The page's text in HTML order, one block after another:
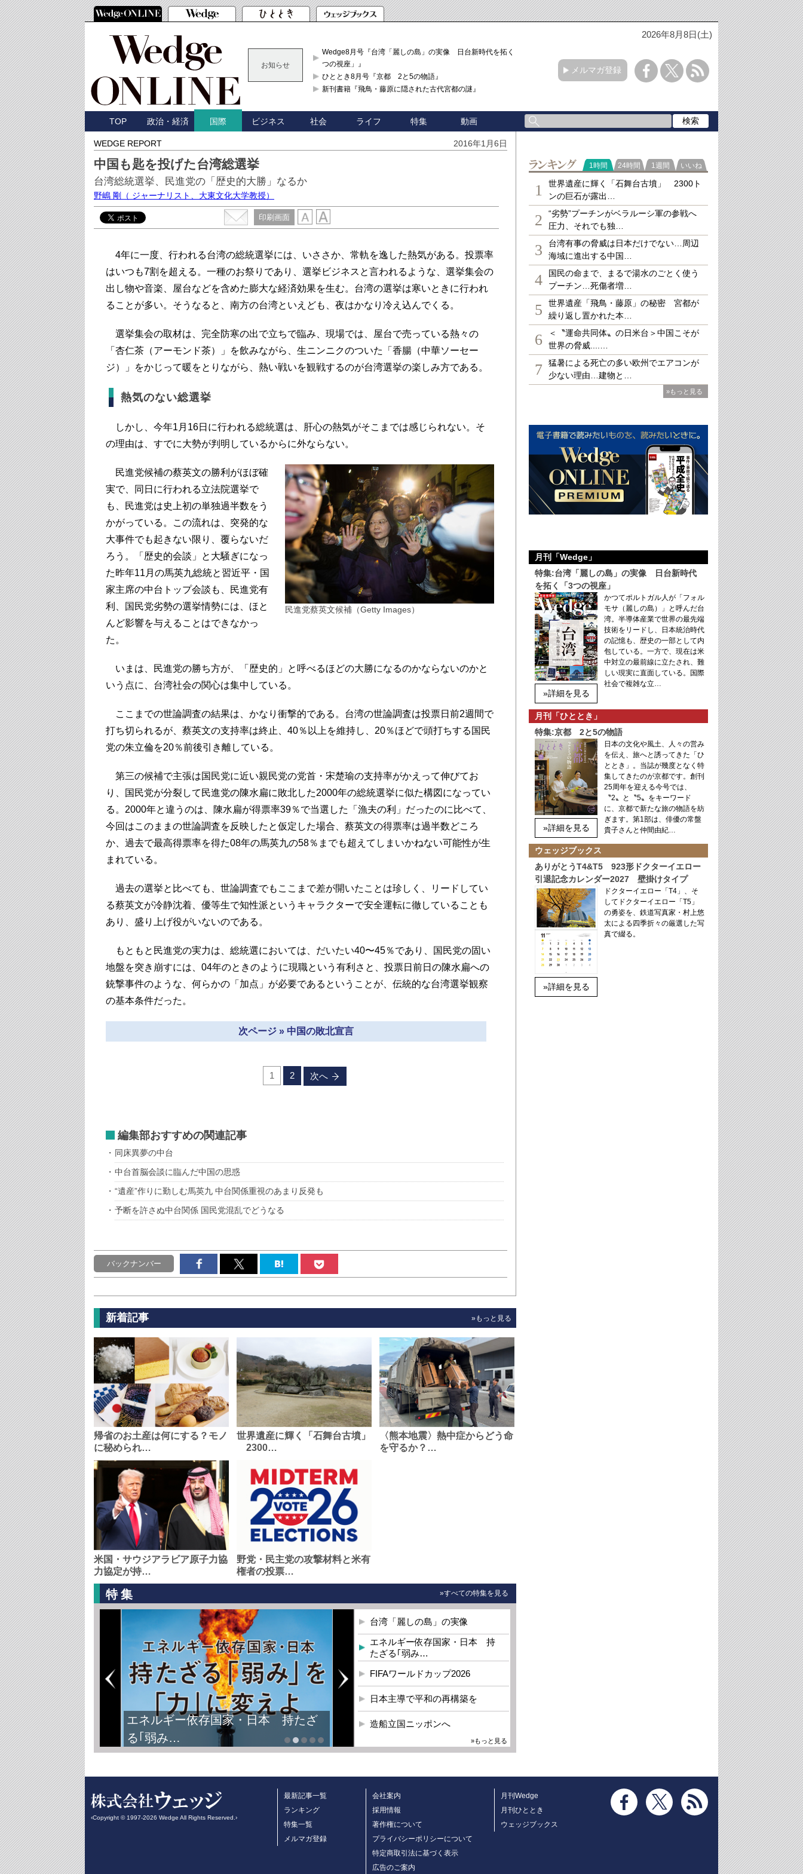
2026年8月8日(土)
お知らせ
Wedge8月号『台湾「麗しの島」の実像 日台新時代を拓く「3
つの視座」』
ひととき8月号『京都 2と5の物語』
新刊書籍『飛鳥・藤原に隠された古代宮都の謎』
メルマガ登録
TOP 政治・経済 国際 ビジネス 社会 ライフ 特集 動画
WEDGE REPORT 2016年1月6日
中国も匙を投げた台湾総選挙
台湾総統選挙、民進党の「歴史的大勝」なるか
野嶋 剛 （ ジャーナリスト、大東文化大学教授）
印刷画面
4年に一度、行われる台湾の総統選挙には、いささか、常軌を逸した熱気がある。投票率
はいつも7割を超える。一種のお祭りであり、選挙ビジネスと言われるような、選挙集会の
出し物や音楽、屋台などを含めた膨大な経済効果を生む。台湾の選挙は寒いときに行われ
ることが多い。そうなると、南方の台湾といえども、夜はかなり冷え込んでくる。
選挙集会の取材は、完全防寒の出で立ちで臨み、現場では、屋台で売っている熱々の
「杏仁茶（アーモンド茶）」を飲みながら、生ニンニクのついた「香腸（中華ソーセー
ジ）」をかじって暖をとりながら、熱い戦いを観戦するのが台湾選挙の楽しみ方である。
熱気のない総選挙
しかし、今年1月16日に行われる総統選は、肝心の熱気がそこまでは感じられない。そ
の理由は、すでに大勢が判明しているからに外ならない。
民進党蔡英文候補（Getty Images）
民進党候補の蔡英文の勝利がほぼ確
実で、同日に行われる立法院選挙で
も、民進党は史上初の単独過半数をう
かがっている。この流れは、突発的な
大事件でも起きない限り、覆らないだ
ろう。「歴史的会談」と大騒ぎになっ
た昨年11月の馬英九総統と習近平・国
家主席の中台トップ会談も、民進党有
利、国民党劣勢の選挙情勢には、ほと
んど影響を与えることはできなかっ
た。
いまは、民進党の勝ち方が、「歴史的」と呼べるほどの大勝になるのかならないのかと
いう点に、台湾社会の関心は集中している。
ここまでの世論調査の結果は、かなり衝撃的である。台湾の世論調査は投票日前2週間で
打ち切られるが、蔡英文の支持率は終止、40％以上を維持し、20％ほどで頭打ちする国民
党の朱立倫を20％前後引き離している。
第三の候補で主張は国民党に近い親民党の党首・宋楚瑜の支持率がかえって伸びてお
り、国民党が分裂して民進党の陳水扁に敗北した2000年の総統選挙に似た構図になってい
る。2000年と違うのは、陳水扁が得票率39％で当選した「漁夫の利」だったのに比べて、
今回はこのままの世論調査を反映したと仮定した場合、蔡英文の得票率は過半数どころ
か、過去で最高得票率を得た08年の馬英九の58％までも超えてしまいかねない可能性が生
まれている。
過去の選挙と比べても、世論調査でもここまで差が開いたことは珍しく、リードしてい
る蔡英文が冷静沈着、優等生で知性派というキャラクターで安全運転に徹していることも
あり、盛り上げ役がいないのである。
もともと民進党の実力は、総統選においては、だいたい40〜45％であり、国民党の固い
地盤を突き崩すには、04年のときのように現職という有利さと、投票日前日の陳水扁への
銃撃事件のような、何らかの「加点」が必要であるということが、伝統的な台湾選挙観察
の基本条件だった。
次ページ » 中国の敗北宣言
1 2 次へ
編集部おすすめの関連記事
同床異夢の中台
中台首脳会談に臨んだ中国の思惑
“遺産”作りに勤しむ馬英九 中台関係重視のあまり反発も
予断を許さぬ中台関係 国民党混乱でどうなる
バックナンバー
新着記事 »もっと見る
帰省のお土産は何にする？モノ
に秘められ…
世界遺産に輝く「石舞台古墳」
2300…
〈熊本地震〉熱中症からどう命
を守るか？…
米国・サウジアラビア原子力協
力協定が持…
野党・民主党の攻撃材料と米有
権者の投票…
特集 »すべての特集を見る
エネルギー依存国家・日本 持たざ
る｢弱み…
台湾「麗しの島」の実像
エネルギー依存国家・日本 持
たざる｢弱み…
FIFAワールドカップ2026
日本主導で平和の再構築を
造船立国ニッポンへ
»もっと見る
ランキング
1時間 24時間 1週間 いいね
1
世界遺産に輝く「石舞台古墳」 2300ト
ンの巨石が露出…
2
“劣勢”プーチンがベラルーシ軍の参戦へ
圧力、それでも独…
3
台湾有事の脅威は日本だけでない…周辺
海域に進出する中国…
4
国民の命まで、まるで湯水のごとく使う
プーチン…死傷者増…
5
世界遺産「飛鳥・藤原」の秘密 宮都が
繰り返し置かれた本…
6
＜〝運命共同体〟の日米台＞中国こそが
世界の脅威....…
7
猛暑による死亡の多い欧州でエアコンが
少ない理由…建物と…
»もっと見る
月刊「Wedge」
特集:台湾「麗しの島」の実像 日台新時代
を拓く「3つの視座」
»詳細を見る
かつてポルトガル人が「フォル
モサ（麗しの島）」と呼んだ台
湾。半導体産業で世界の最先端
技術をリードし、日本統治時代
の記憶も、歴史の一部として内
包している。一方で、現在は米
中対立の最前線に立たされ、難
しい現実に直面している。国際
社会で複雑な立…
月刊「ひととき」
特集:京都 2と5の物語
»詳細を見る
日本の文化や風土、人々の営み
を伝え、旅へと誘ってきた「ひ
ととき」。当誌が幾度となく特
集してきたのが京都です。創刊
25周年を迎える今号では、
〝2〟と〝5〟をキーワード
に、京都で新たな旅の物語を紡
ぎます。第1部は、俳優の常盤
貴子さんと仲間由紀…
ウェッジブックス
ありがとうT4&T5 923形ドクターイエロー
引退記念カレンダー2027 壁掛けタイプ
»詳細を見る
ドクターイエロー「T4」、そ
してドクターイエロー「T5」
の勇姿を、鉄道写真家・村上悠
太による四季折々の厳選した写
真で綴る。
‹Copyright © 1997-2026 Wedge All Rights Reserved.›
最新記事一覧
ランキング
特集一覧
メルマガ登録
会社案内
採用情報
著作権について
プライバシーポリシーについて
特定商取引法に基づく表示
広告のご案内
月刊Wedge
月刊ひととき
ウェッジブックス